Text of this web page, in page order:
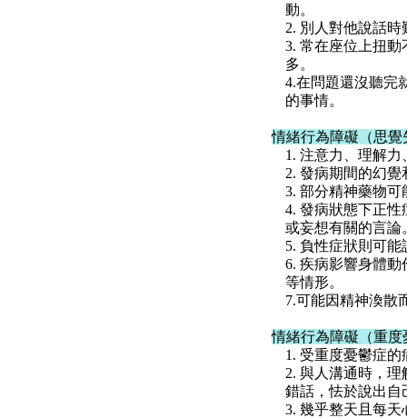
動。
2. 別人對他說話
3. 常在座位上扭
多。
4.在問題還沒聽完
的事情。
情緒行為障礙（思覺
1. 注意力、理解
2. 發病期間的幻
3. 部分精神藥物
4. 發病狀態下正
或妄想有關的言論
5. 負性症狀則可
6. 疾病影響身體
等情形。
7.可能因精神渙散
情緒行為障礙（重度
1. 受重度憂鬱症
2. 與人溝通時，
錯話，怯於說出自
3. 幾乎整天且每